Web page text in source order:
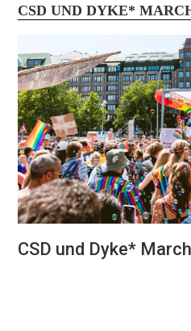
CSD UND DYKE*
CSD und Dyke*